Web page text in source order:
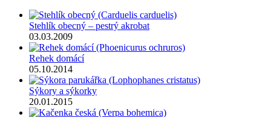
Stehlík obecný – pestrý akrobat
03.03.2009
Rehek domácí
05.10.2014
Sýkory a sýkorky
20.01.2015